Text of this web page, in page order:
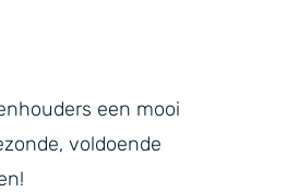
een mooi
voldoende